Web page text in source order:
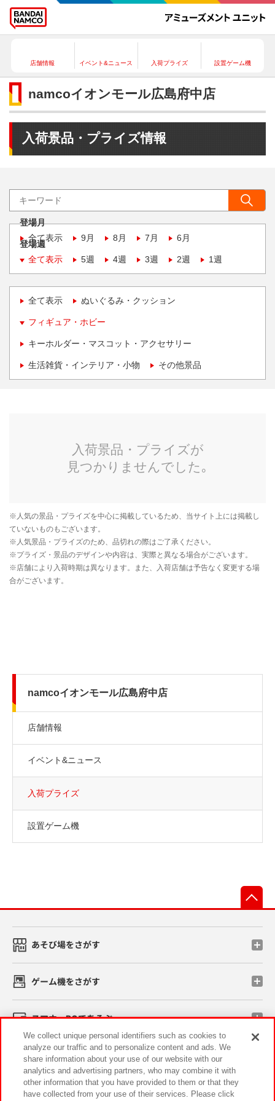
店舗情報 イベント&ニュース 入荷プライズ 設置ゲーム機
namcoイオンモール広島府中店
入荷景品・プライズ情報
登場月
全て表示
9月 8月 7月 6月
登場週
全て表示
5週 4週 3週 2週 1週
全て表示 ぬいぐるみ・クッション
フィギュア・ホビー
キーホルダー・マスコット・アクセサリー
生活雑貨・インテリア・小物 その他景品
namcoイオンモール広島府中店
店舗情報
イベント&ニュース
入荷プライズ
設置ゲーム機
あそび場をさがす
ゲーム機をさがす
スマホ・PCであそぶ
イベント・キャンペーン
We collect unique personal identifiers such as cookies to
analyze our traffic and to personalize content and ads. We
share information about your use of our website with our
analytics and advertising partners, who may combine it with
other information that you have provided to them or that they
have collected from your use of their services. Please click